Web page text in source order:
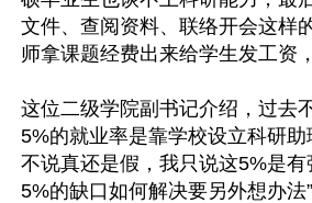
文件、查阅资料、联络开会这样
师拿课题经费出来给学生发工资
这位二级学院副书记介绍，过去
5%的就业率是靠学校设立科研助
不说真还是假，我只说这5%是
5%的缺口如何解决要另外想办法”